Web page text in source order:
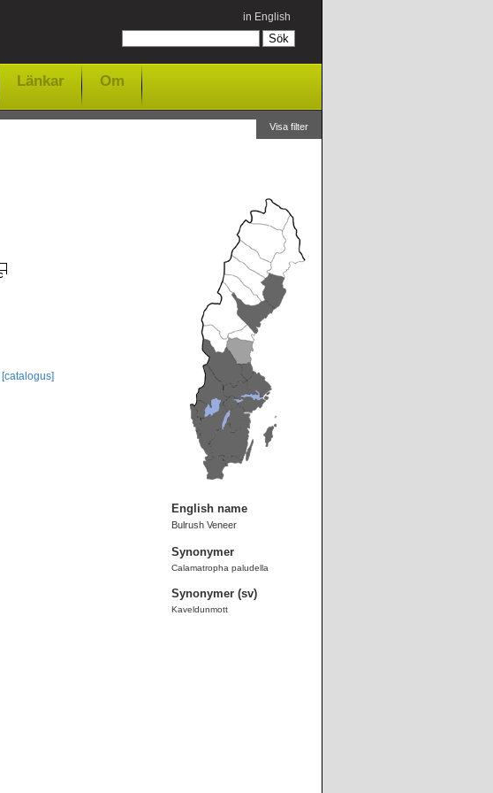
in English
Länkar Om
Visa filter
[catalogus]
English name
Bulrush Veneer
Synonymer
Calamatropha paludella
Synonymer (sv)
Kaveldunmott